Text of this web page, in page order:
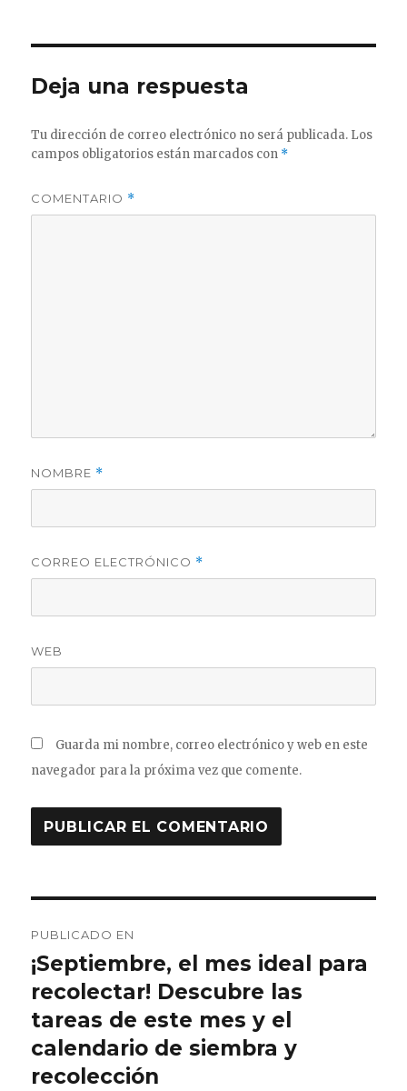
Deja una respuesta
Tu dirección de correo electrónico no será publicada. Los
campos obligatorios están marcados con *
COMENTARIO *
NOMBRE *
CORREO ELECTRÓNICO *
WEB
Guarda mi nombre, correo electrónico y web en este
navegador para la próxima vez que comente.
de
entradas
PUBLICADO EN
¡Septiembre, el mes ideal para
recolectar! Descubre las
tareas de este mes y el
calendario de siembra y
recolección